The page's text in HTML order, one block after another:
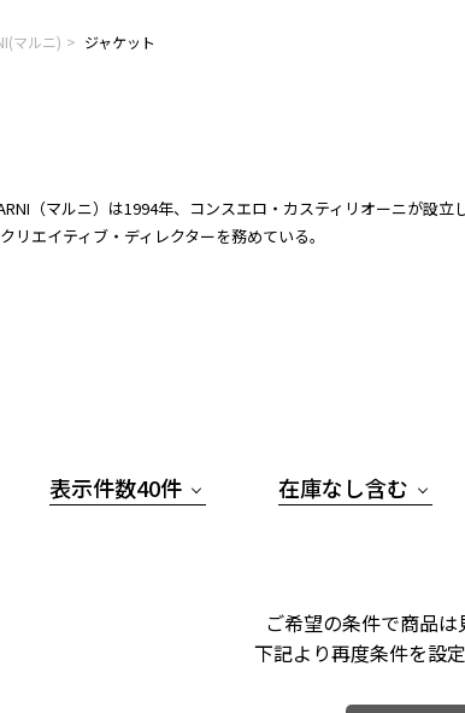
マルニ) ジャケット
（マルニ）は1994年、コンスエロ・カスティリオーニが設
リエイティブ・ディレクターを務めている。
表示件数40件 在庫なし含む
ご希望の条件で商品は
下記より再度条件を設